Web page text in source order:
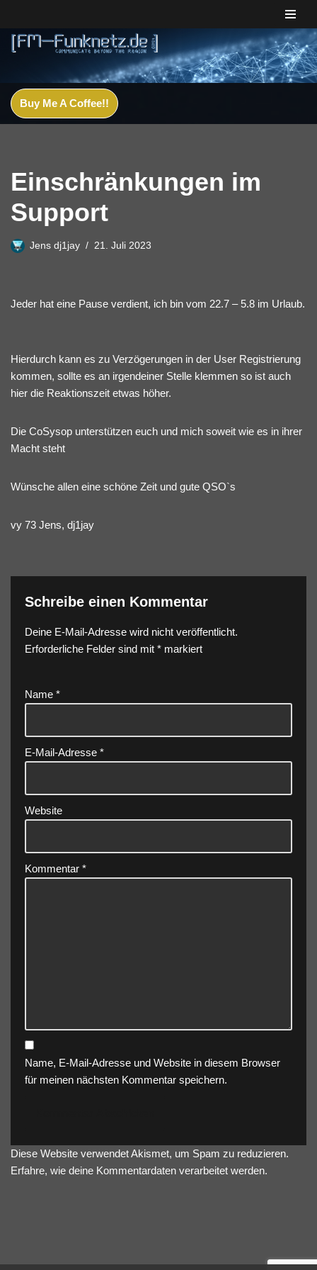
Zum
Inhalt
Buy Me A Coffee!!
Einschränkungen im
Support
Jens dj1jay 21. Juli 2023
Jeder hat eine Pause verdient, ich bin vom 22.7 – 5.8 im Urlaub.
Hierdurch kann es zu Verzögerungen in der User Registrierung
kommen, sollte es an irgendeiner Stelle klemmen so ist auch
hier die Reaktionszeit etwas höher.
Die CoSysop unterstützen euch und mich soweit wie es in ihrer
Macht steht
Wünsche allen eine schöne Zeit und gute QSO`s
vy 73 Jens, dj1jay
Schreibe einen Kommentar
Deine E-Mail-Adresse wird nicht veröffentlicht.
Erforderliche Felder sind mit * markiert
Name *
E-Mail-Adresse *
Website
Kommentar *
Name, E-Mail-Adresse und Website in diesem Browser
für meinen nächsten Kommentar speichern.
Diese Website verwendet Akismet, um Spam zu reduzieren.
Erfahre, wie deine Kommentardaten verarbeitet werden.